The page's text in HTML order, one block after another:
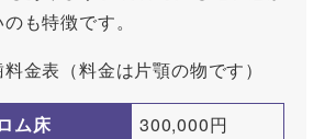
も特徴です。
金表（料金は片顎の物です）
ム床
300,000円